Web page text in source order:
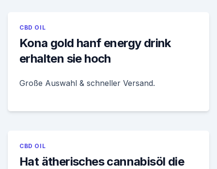
CBD OIL
Kona gold hanf energy drink
erhalten sie hoch
Große Auswahl & schneller Versand.
CBD OIL
Hat ätherisches cannabisöl die